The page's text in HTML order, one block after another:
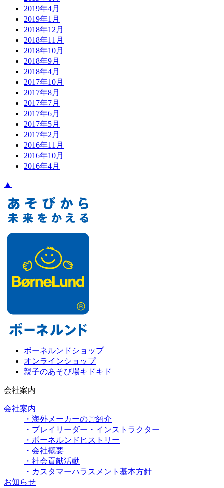
2019年4月
2019年1月
2018年12月
2018年11月
2018年10月
2018年9月
2018年4月
2017年10月
2017年8月
2017年7月
2017年6月
2017年5月
2017年2月
2016年11月
2016年10月
2016年4月
▲
ボーネルンドショップ
オンラインショップ
親子のあそび場キドキド
会社案内
会社案内
・海外メーカーのご紹介
・プレイリーダー・インストラクター
・ボーネルンドヒストリー
・会社概要
・社会貢献活動
・カスタマーハラスメント基本方針
お知らせ